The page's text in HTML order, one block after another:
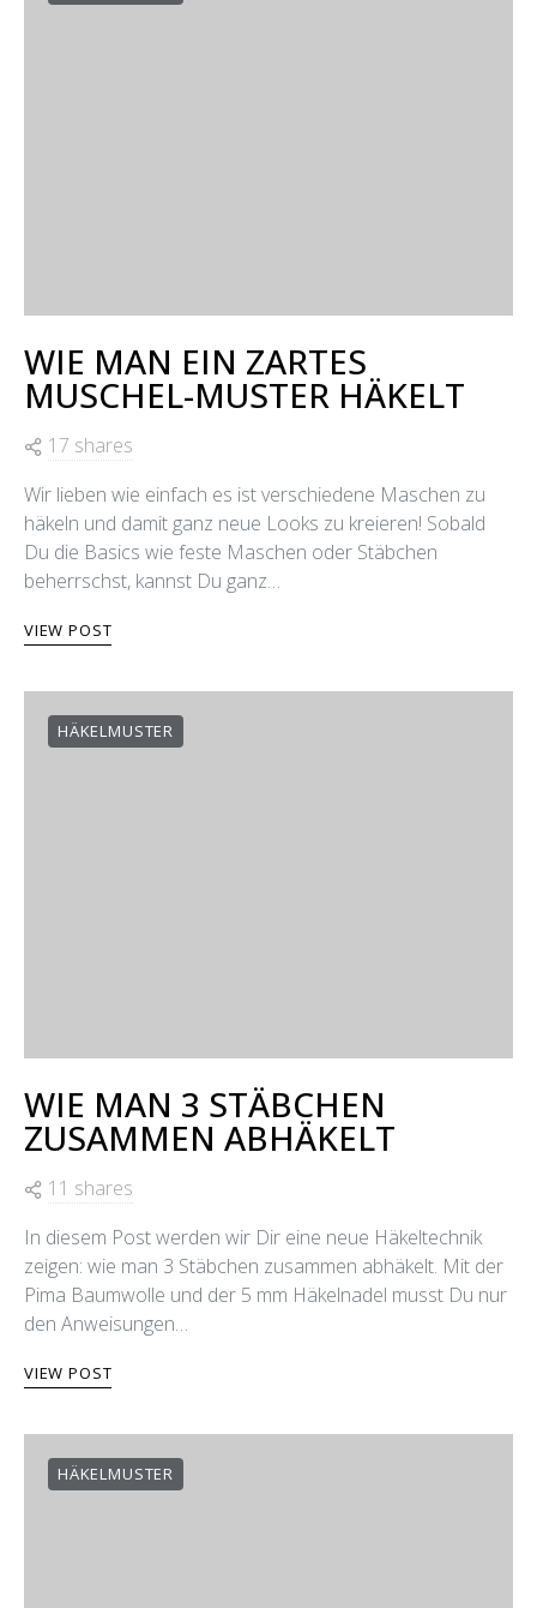
WIE MAN EIN ZARTES
MUSCHEL-MUSTER HÄKELT
17 shares
Wir lieben wie einfach es ist verschiedene Maschen zu
häkeln und damit ganz neue Looks zu kreieren! Sobald
Du die Basics wie feste Maschen oder Stäbchen
beherrschst, kannst Du ganz…
VIEW POST
HÄKELMUSTER
WIE MAN 3 STÄBCHEN
ZUSAMMEN ABHÄKELT
11 shares
In diesem Post werden wir Dir eine neue Häkeltechnik
zeigen: wie man 3 Stäbchen zusammen abhäkelt. Mit der
Pima Baumwolle und der 5 mm Häkelnadel musst Du nur
den Anweisungen…
VIEW POST
HÄKELMUSTER